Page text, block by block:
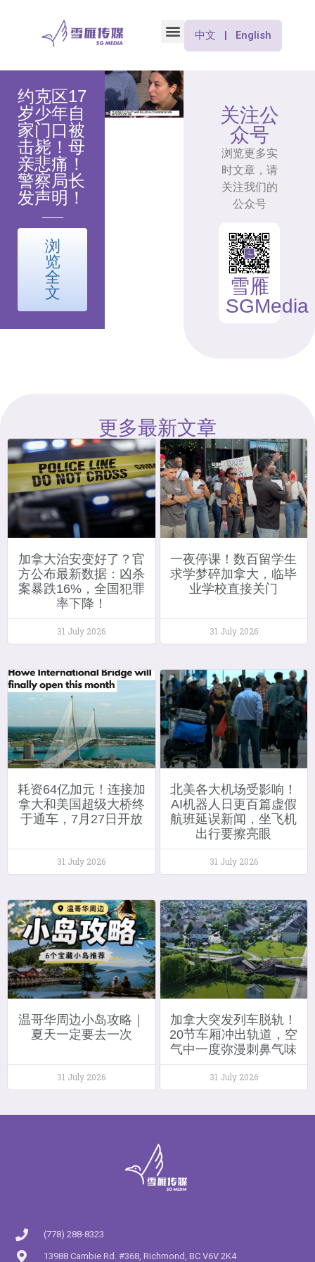
中文 | English
约克区17
岁少年自
家门口被
击毙！母
亲悲痛！
警察局长
发声明！
浏
览
全
文
关注公
众号
浏览更多实
时文章，请
关注我们的
公众号
雪雁
SGMedia
更多最新文章
加拿大治安变好了？官
方公布最新数据：凶杀
案暴跌16%，全国犯罪
率下降！
31 July 2026
一夜停课！数百留学生
求学梦碎加拿大，临毕
业学校直接关门
31 July 2026
耗资64亿加元！连接加
拿大和美国超级大桥终
于通车，7月27日开放
31 July 2026
北美各大机场受影响！
AI机器人日更百篇虚假
航班延误新闻，坐飞机
出行要擦亮眼
31 July 2026
温哥华周边小岛攻略｜
夏天一定要去一次
31 July 2026
加拿大突发列车脱轨！
20节车厢冲出轨道，空
气中一度弥漫刺鼻气味
31 July 2026
(778) 288-8323
13988 Cambie Rd. #368, Richmond, BC V6V 2K4